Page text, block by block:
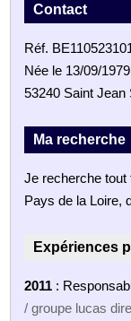
Contact
Réf.
Née le 13/09/1979
53240 Saint Jean
Ma recherche
Je recherche tout
Pays de la Loire,
Expériences
2011 :
/ groupe lucas